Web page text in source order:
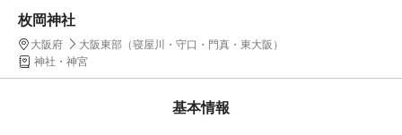
枚岡神社
大阪府
大阪東部（寝屋川・守口・門真・東大阪）
神社・神宮
基本情報